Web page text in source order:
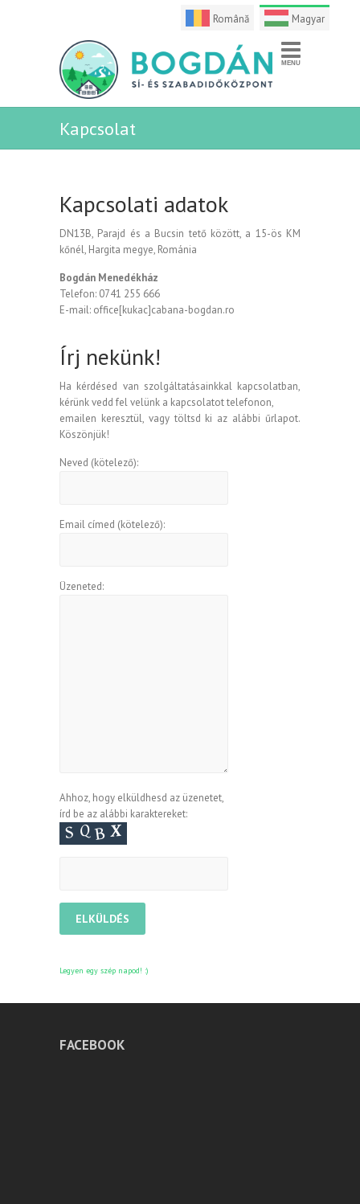
Română Magyar
Kapcsolat
Kapcsolati adatok
DN13B, Parajd és a Bucsin tető között, a 15-ös KM
kőnél, Hargita megye, Románia
Bogdán Menedékház
Telefon: 0741 255 666
E-mail: office[kukac]cabana-bogdan.ro
Írj nekünk!
Ha kérdésed van szolgáltatásainkkal kapcsolatban,
kérünk vedd fel velünk a kapcsolatot telefonon,
emailen keresztül, vagy töltsd ki az alábbi űrlapot.
Köszönjük!
Neved (kötelező):
Email címed (kötelező):
Üzeneted:
Ahhoz, hogy elküldhesd az üzenetet,
írd be az alábbi karaktereket:
Legyen egy szép napod! :)
FACEBOOK